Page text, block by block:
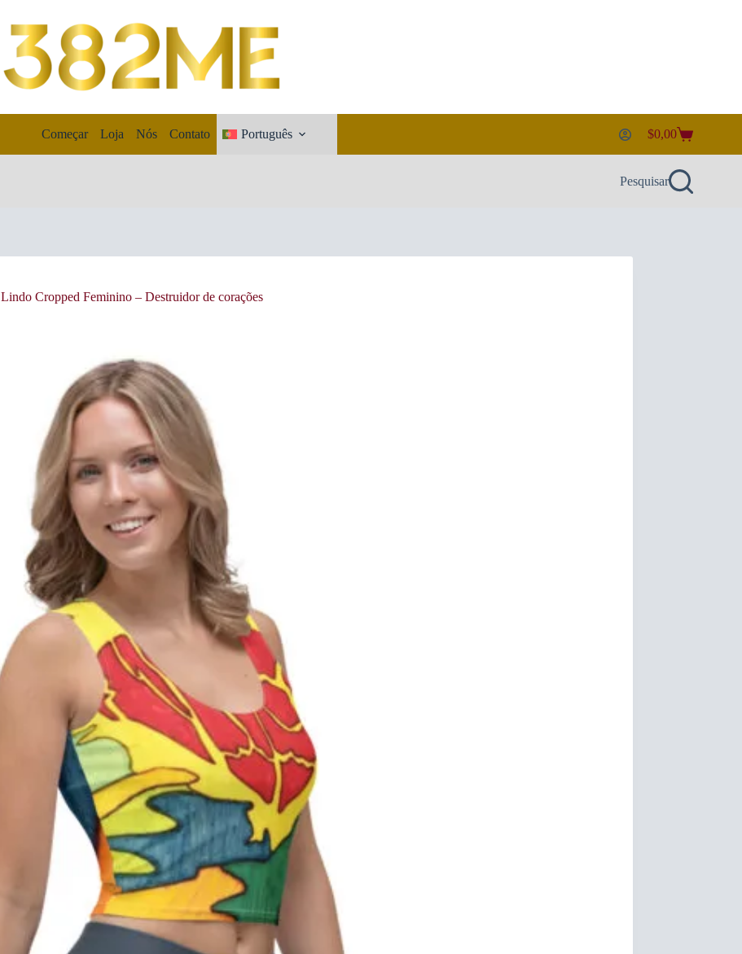
Começar Loja Nós Contato Português
Carrinho
de
compras
$0,00
Pesquisar
Lindo Cropped Feminino – Destruidor de corações